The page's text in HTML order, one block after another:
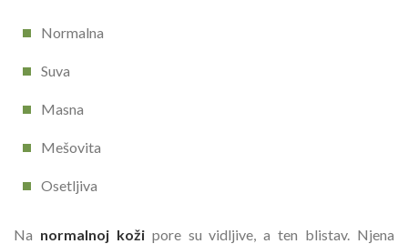
Normalna
Suva
Masna
Mešovita
Osetljiva
Na normalnoj koži pore su vidljive, a ten blistav. Njena